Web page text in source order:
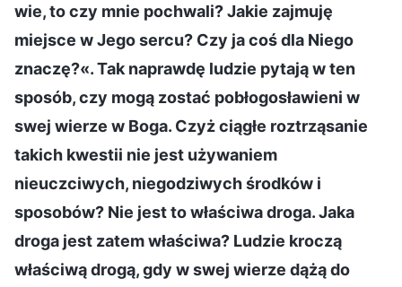
wie, to czy mnie pochwali? Jakie zajmuję
miejsce w Jego sercu? Czy ja coś dla Niego
znaczę?«. Tak naprawdę ludzie pytają w ten
sposób, czy mogą zostać pobłogosławieni w
swej wierze w Boga. Czyż ciągłe roztrząsanie
takich kwestii nie jest używaniem
nieuczciwych, niegodziwych środków i
sposobów? Nie jest to właściwa droga. Jaka
droga jest zatem właściwa? Ludzie kroczą
właściwą drogą, gdy w swej wierze dążą do